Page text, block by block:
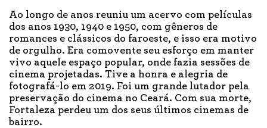
Ao longo de anos reuniu um acervo com películas
dos anos 1930, 1940 e 1950, com gêneros de
romances e clássicos do faroeste, e isso era motivo
de orgulho. Era comovente seu esforço em manter
vivo aquele espaço popular, onde fazia sessões de
cinema projetadas. Tive a honra e alegria de
fotografá-lo em 2019. Foi um grande lutador pela
preservação do cinema no Ceará. Com sua morte,
Fortaleza perdeu um dos seus últimos cinemas de
bairro.